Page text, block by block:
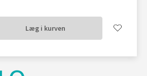
Læg i kurven